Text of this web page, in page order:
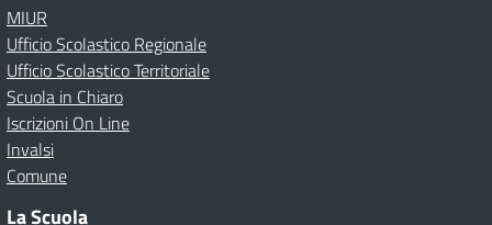
MIUR
Ufficio Scolastico Regionale
Ufficio Scolastico Territoriale
Scuola in Chiaro
Iscrizioni On Line
Invalsi
Comune
La Scuola